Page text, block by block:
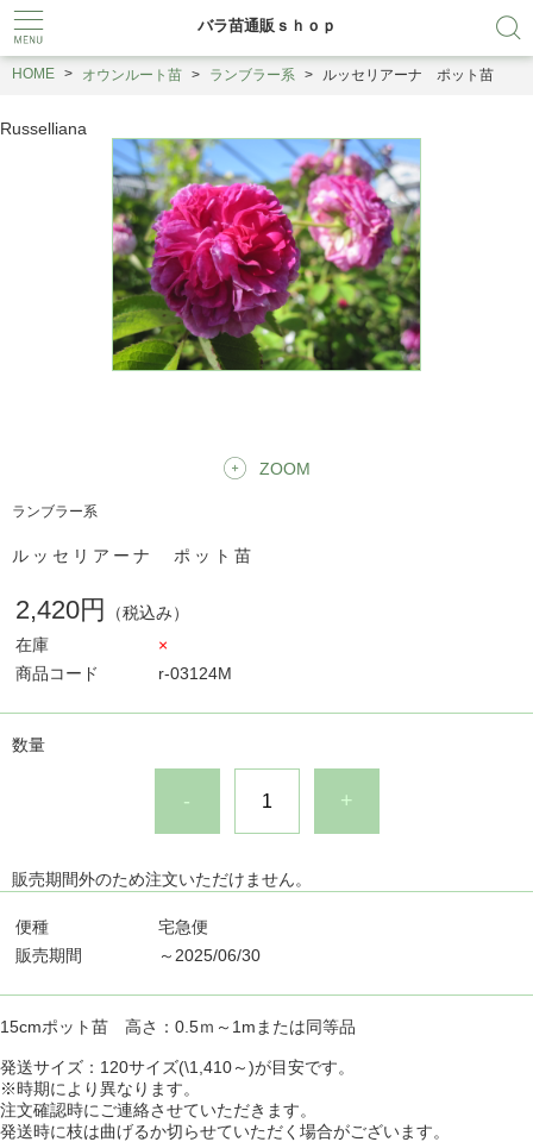
バラ苗通販ｓｈｏｐ
HOME オウンルート苗 ランブラー系 ルッセリアーナ ポット苗
Russelliana
ZOOM
ランブラー系
ルッセリアーナ ポット苗
2,420円
（税込み）
在庫
×
商品コード
r-03124M
数量
- +
販売期間外のため注文いただけません。
便種
宅急便
販売期間
～2025/06/30
15cmポット苗 高さ：0.5ｍ～1mまたは同等品
発送サイズ：120サイズ(\1,410～)が目安です。
※時期により異なります。
注文確認時にご連絡させていただきます。
発送時に枝は曲げるか切らせていただく場合がございます。